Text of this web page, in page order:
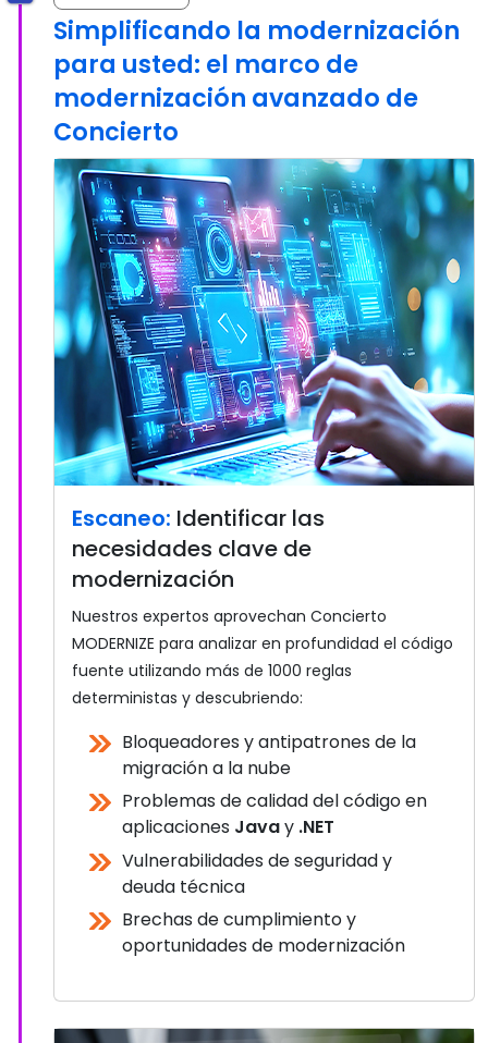
Simplificando la modernización
para usted: el marco de
modernización avanzado de
Concierto
Escaneo: Identificar las
necesidades clave de
modernización
Nuestros expertos aprovechan Concierto
MODERNIZE para analizar en profundidad el código
fuente utilizando más de 1000 reglas
deterministas y descubriendo:
Bloqueadores y antipatrones de la
migración a la nube
Problemas de calidad del código en
aplicaciones Javay .NET
Vulnerabilidades de seguridad y
deuda técnica
Brechas de cumplimiento y
oportunidades de modernización